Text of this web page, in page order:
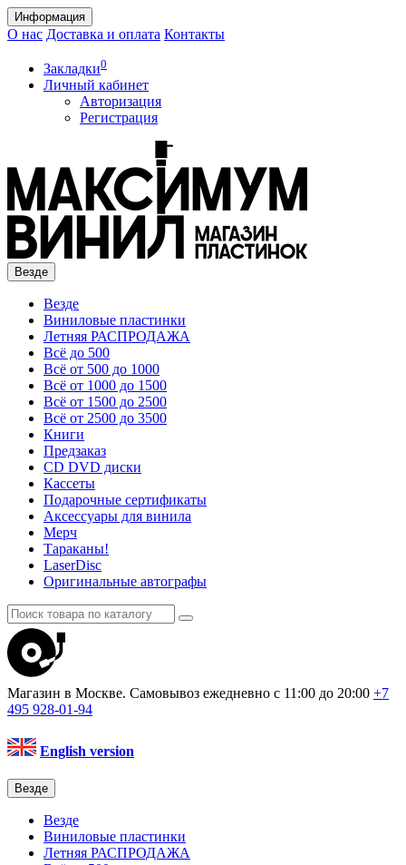
Информация
О нас Доставка и оплата Контакты
Закладки0
Личный кабинет
Авторизация
Регистрация
Везде
Везде
Виниловые пластинки
Летняя РАСПРОДАЖА
Всё до 500
Всё от 500 до 1000
Всё от 1000 до 1500
Всё от 1500 до 2500
Всё от 2500 до 3500
Книги
Предзаказ
CD DVD диски
Кассеты
Подарочные сертификаты
Аксессуары для винила
Мерч
Тараканы!
LaserDisc
Оригинальные автографы
Магазин в Москве. Самовывоз ежедневно с 11:00 до 20:00 +7
495 928-01-94
English version
Везде
Везде
Виниловые пластинки
Летняя РАСПРОДАЖА